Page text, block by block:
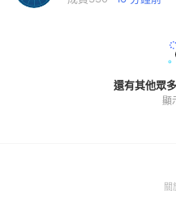
還有其他眾
顯
關